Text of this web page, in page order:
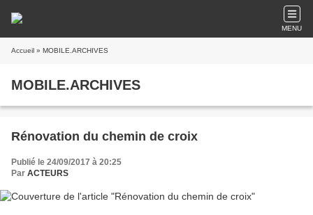
MENU
Accueil » MOBILE.ARCHIVES
MOBILE.ARCHIVES
Rénovation du chemin de croix
Publié le 24/09/2017 à 20:25
Par ACTEURS